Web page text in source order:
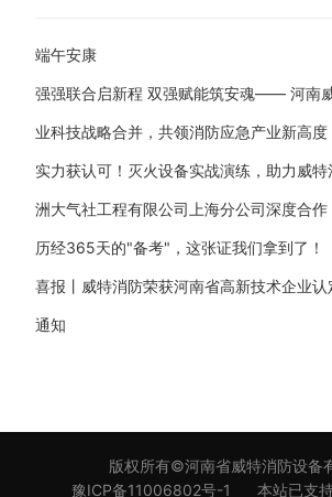
端午安康
强强联合启新程 双强赋能筑安魂—— 河南
业科技战略合并，共领消防应急产业新高度
实力获认可！灭火设备实战演练，助力威
洲大气社工程有限公司上海分公司深度合作
历经365天的"备考"，这张证我们拿到了！
喜报丨威特消防荣获河南省高新技术企业
通知
版权所有©河南省威特消防设备
豫ICP备11006802号-1
本站已支